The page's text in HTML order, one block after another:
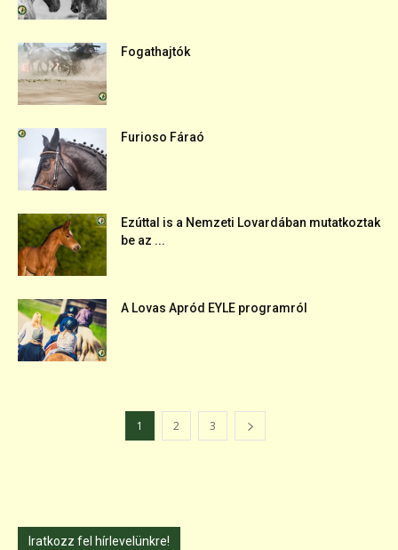
Fogathajtók
Furioso Fáraó
Ezúttal is a Nemzeti Lovardában mutatkoztak
be az ...
A Lovas Apród EYLE programról
1 2 3
Iratkozz fel hírlevelünkre!